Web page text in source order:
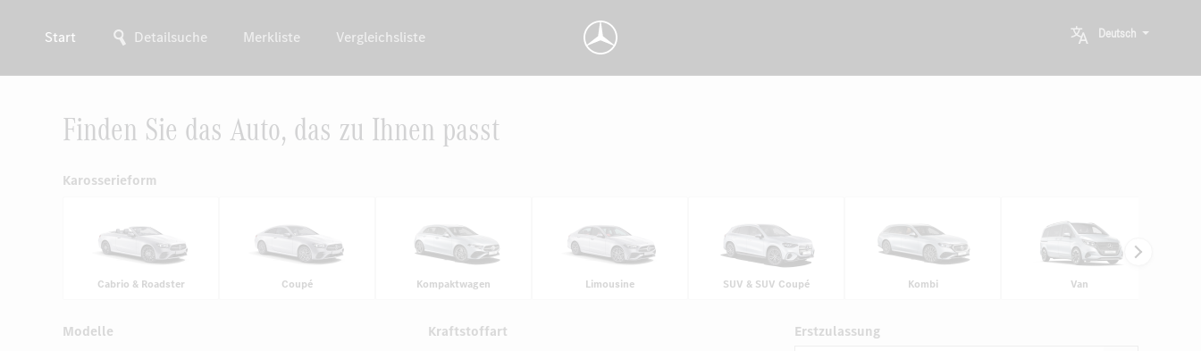
Start Detailsuche Merkliste Vergleichsliste Deutsch
Finden Sie das Auto, das zu Ihnen passt
Karosserieform
Cabrio & Roadster Coupé Kompaktwagen Limousine SUV & SUV Coupé Kombi Van
Modelle Kraftstoffart Erstzulassung